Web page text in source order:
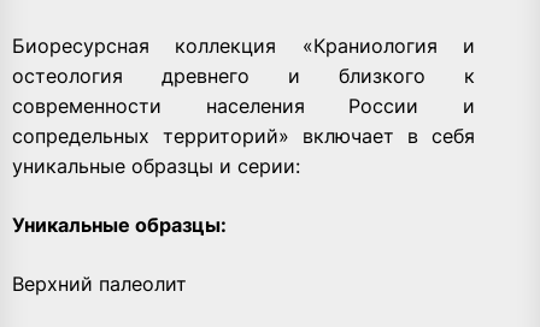
Биоресурсная коллекция «Краниология и
остеология древнего и близкого к
современности населения России и
сопредельных территорий» включает в себя
уникальные образцы и серии:
Уникальные образцы:
Верхний палеолит